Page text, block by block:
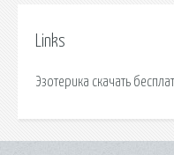
Links
Эзотерика скачать